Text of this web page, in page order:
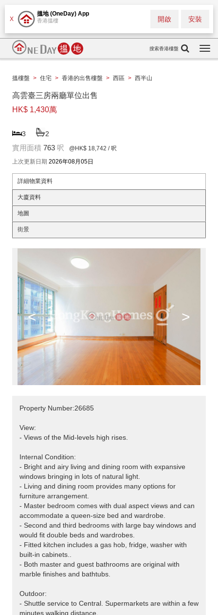
X
搵地 (OneDay) App
香港搵樓 安裝
開啟
搜索香港樓盤
搵樓盤 > 住宅 > 香港的出售樓盤 > 西區 > 西半山
高雲臺三房兩廳單位出售
HK$ 1,430萬
3 2
實用面積 763 呎 @HK$ 18,742 / 呎
上次更新日期 2026年08月05日
詳細物業資料
大廈資料
地圖
街景
< >
Property Number:26685
View:
- Views of the Mid-levels high rises.
Internal Condition:
- Bright and airy living and dining room with expansive
windows bringing in lots of natural light.
- Living and dining room provides many options for
furniture arrangement.
- Master bedroom comes with dual aspect views and can
accommodate a queen-size bed and wardrobe.
- Second and third bedrooms with large bay windows and
would fit double beds and wardrobes.
- Fitted kitchen includes a gas hob, fridge, washer with
built-in cabinets..
- Both master and guest bathrooms are original with
marble finishes and bathtubs.
Outdoor:
- Shuttle service to Central. Supermarkets are within a few
minutes walking distance.